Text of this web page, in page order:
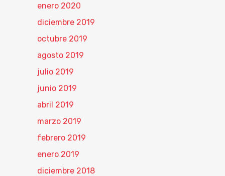
enero 2020
diciembre 2019
octubre 2019
agosto 2019
julio 2019
junio 2019
abril 2019
marzo 2019
febrero 2019
enero 2019
diciembre 2018